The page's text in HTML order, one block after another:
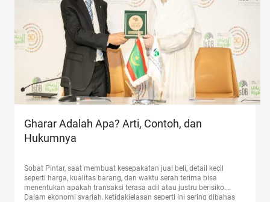
Gharar Adalah Apa? Arti, Contoh, dan
Hukumnya
Sobat Pintar, saat membuat kesepakatan jual beli, detail kecil
seperti harga, kualitas barang, dan waktu serah terima bisa
menentukan apakah transaksi terasa adil atau justru berisiko.
Dalam ekonomi syariah, ketidakjelasan seperti ini sering dibahas